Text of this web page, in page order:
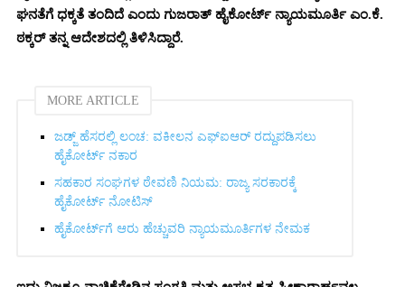
ಘನತೆಗೆ ಧಕ್ಕತೆ ತಂದಿದೆ ಎಂದು ಗುಜರಾತ್ ಹೈಕೋರ್ಟ್‌ ನ್ಯಾಯಮೂರ್ತಿ ಎಂ.ಕೆ.
ಠಕ್ಕರ್ ತನ್ನ ಆದೇಶದಲ್ಲಿ ತಿಳಿಸಿದ್ದಾರೆ.
MORE ARTICLE
ಜಡ್ಜ್ ಹೆಸರಲ್ಲಿ ಲಂಚ: ವಕೀಲನ ಎಫ್‌ಐಆರ್ ರದ್ದುಪಡಿಸಲು
ಹೈಕೋರ್ಟ್ ನಕಾರ
ಸಹಕಾರ ಸಂಘಗಳ ಠೇವಣಿ ನಿಯಮ: ರಾಜ್ಯ ಸರಕಾರಕ್ಕೆ
ಹೈಕೋರ್ಟ್ ನೋಟಿಸ್
ಹೈಕೋರ್ಟ್‌ಗೆ ಆರು ಹೆಚ್ಚುವರಿ ನ್ಯಾಯಮೂರ್ತಿಗಳ ನೇಮಕ